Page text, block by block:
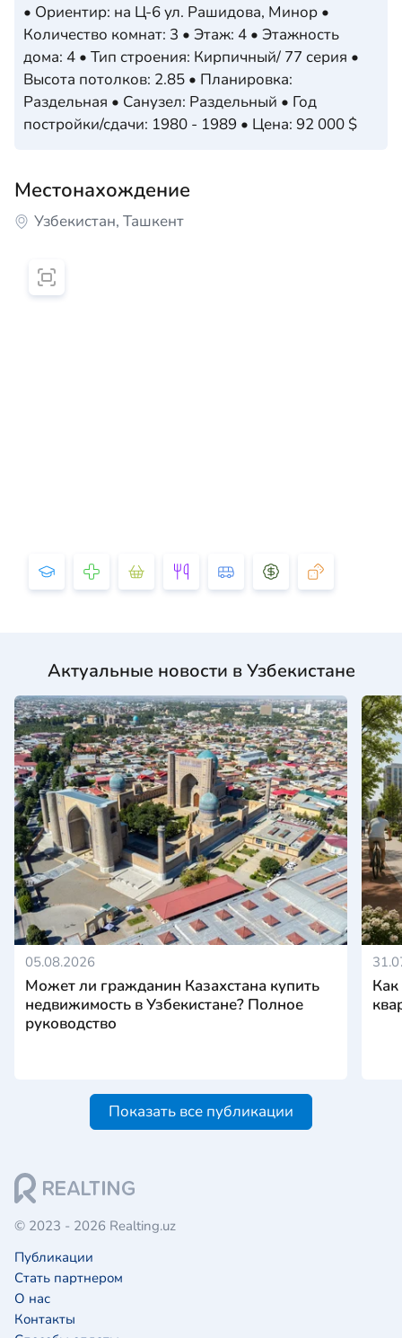
• Ориентир: на Ц-6 ул. Рашидова, Минор •
Количество комнат: 3 • Этаж: 4 • Этажность
дома: 4 • Тип строения: Кирпичный/ 77 серия •
Высота потолков: 2.85 • Планировка:
Раздельная • Санузел: Раздельный • Год
постройки/сдачи: 1980 - 1989 • Цена: 92 000 $
Местонахождение
Узбекистан, Ташкент
Актуальные новости в Узбекистане
05.08.2026
Может ли гражданин Казахстана купить
недвижимость в Узбекистане? Полное
руководство
Показать все публикации
© 2023 - 2026 Realting.uz
Публикации
Стать партнером
О нас
Контакты